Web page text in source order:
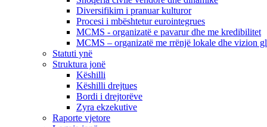
Diversifikim i pranuar kulturor
Procesi i mbështetur eurointegrues
MCMS - organizatë e pavarur dhe me kredibilitet
MCMS – organizatë me rrënjë lokale dhe vizion
Statuti ynë
Struktura jonë
Këshilli
Këshilli drejtues
Bordi i drejtorëve
Zyra ekzekutive
Raporte vjetore